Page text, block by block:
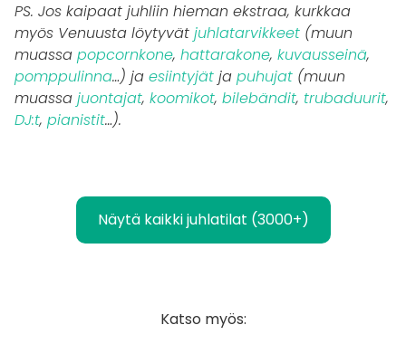
PS. Jos kaipaat juhliin hieman ekstraa, kurkkaa
myös Venuusta löytyvät juhlatarvikkeet (muun
muassa popcornkone, hattarakone, kuvausseinä,
pomppulinna…) ja esiintyjät ja puhujat (muun
muassa juontajat, koomikot, bilebändit, trubaduurit,
DJ:t, pianistit…).
Näytä kaikki juhlatilat (3000+)
Katso myös: